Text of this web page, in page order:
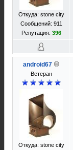
Откуда: stone city
Сообщений: 911
Репутация: 396
android67
Ветеран
Откуда: stone city